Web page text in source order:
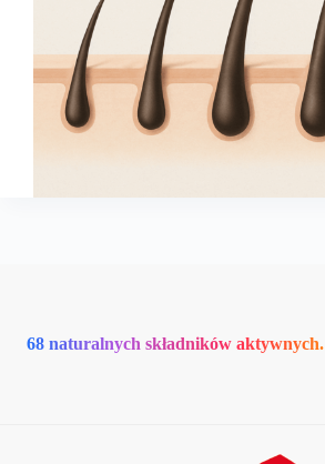
68 naturalnych składników aktywnych.